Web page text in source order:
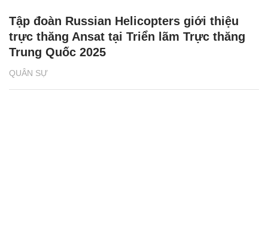
QUÂN SỰ
Tập đoàn Russian Helicopters giới thiệu
trực thăng Ansat tại Triển lãm Trực thăng
Trung Quốc 2025